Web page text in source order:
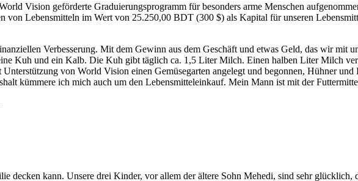
Vision geförderte Graduierungsprogramm für besonders arme Menschen
Lebensmitteln im Wert von 25.250,00 BDT (300 $) als Kapital für unseren
Verbesserung. Mit dem Gewinn aus dem Geschäft und etwas Geld, das wir mit
Kuh und ein Kalb. Die Kuh gibt täglich ca. 1,5 Liter Milch. Einen halben Liter Milch
von World Vision einen Gemüsegarten angelegt und begonnen, Hühner und
kümmere ich mich auch um den Lebensmitteleinkauf. Mein Mann ist mit der
decken kann. Unsere drei Kinder, vor allem der ältere Sohn Mehedi, sind sehr glücklich,